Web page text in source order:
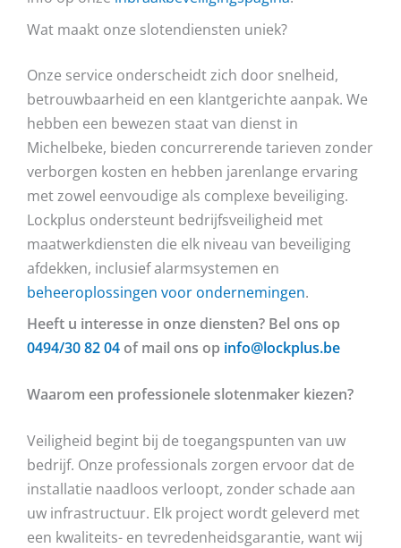
Wat maakt onze slotendiensten uniek?
Onze service onderscheidt zich door snelheid,
betrouwbaarheid en een klantgerichte aanpak. We
hebben een bewezen staat van dienst in
Michelbeke, bieden concurrerende tarieven zonder
verborgen kosten en hebben jarenlange ervaring
met zowel eenvoudige als complexe beveiliging.
Lockplus ondersteunt bedrijfsveiligheid met
maatwerkdiensten die elk niveau van beveiliging
afdekken, inclusief alarmsystemen en
beheeroplossingen voor ondernemingen.
Heeft u interesse in onze diensten? Bel ons op
0494/30 82 04 of mail ons op info@lockplus.be
Waarom een professionele slotenmaker kiezen?
Veiligheid begint bij de toegangspunten van uw
bedrijf. Onze professionals zorgen ervoor dat de
installatie naadloos verloopt, zonder schade aan
uw infrastructuur. Elk project wordt geleverd met
een kwaliteits- en tevredenheidsgarantie, want wij